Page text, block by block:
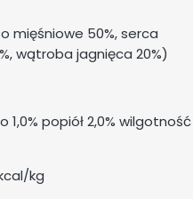
mięśniowe 50%, serca
wątroba jagnięca 20%)
1,0% popiół 2,0% wilgotność
kg